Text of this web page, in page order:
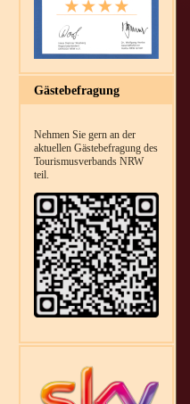
Gästebefragung
Nehmen Sie gern an der
aktuellen Gästebefragung des
Tourismusverbands NRW
teil.